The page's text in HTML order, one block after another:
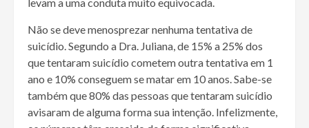
Não se deve menosprezar nenhuma tentativa de
suicídio. Segundo a Dra. Juliana, de 15% a 25% dos
que tentaram suicídio cometem outra tentativa em 1
ano e 10% conseguem se matar em 10 anos. Sabe-se
também que 80% das pessoas que tentaram suicídio
avisaram de alguma forma sua intenção. Infelizmente,